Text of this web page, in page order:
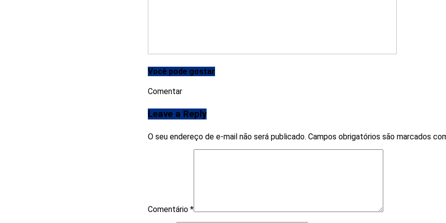
Você pode gostar
Comentar
Leave a Reply
O seu endereço de e-mail não será publicado. Campos obrigatórios são marcados
Comentário *